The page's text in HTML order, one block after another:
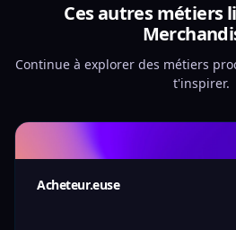
Ces autres métiers
Continue à explorer des métiers
t'inspirer.
Acheteur.euse